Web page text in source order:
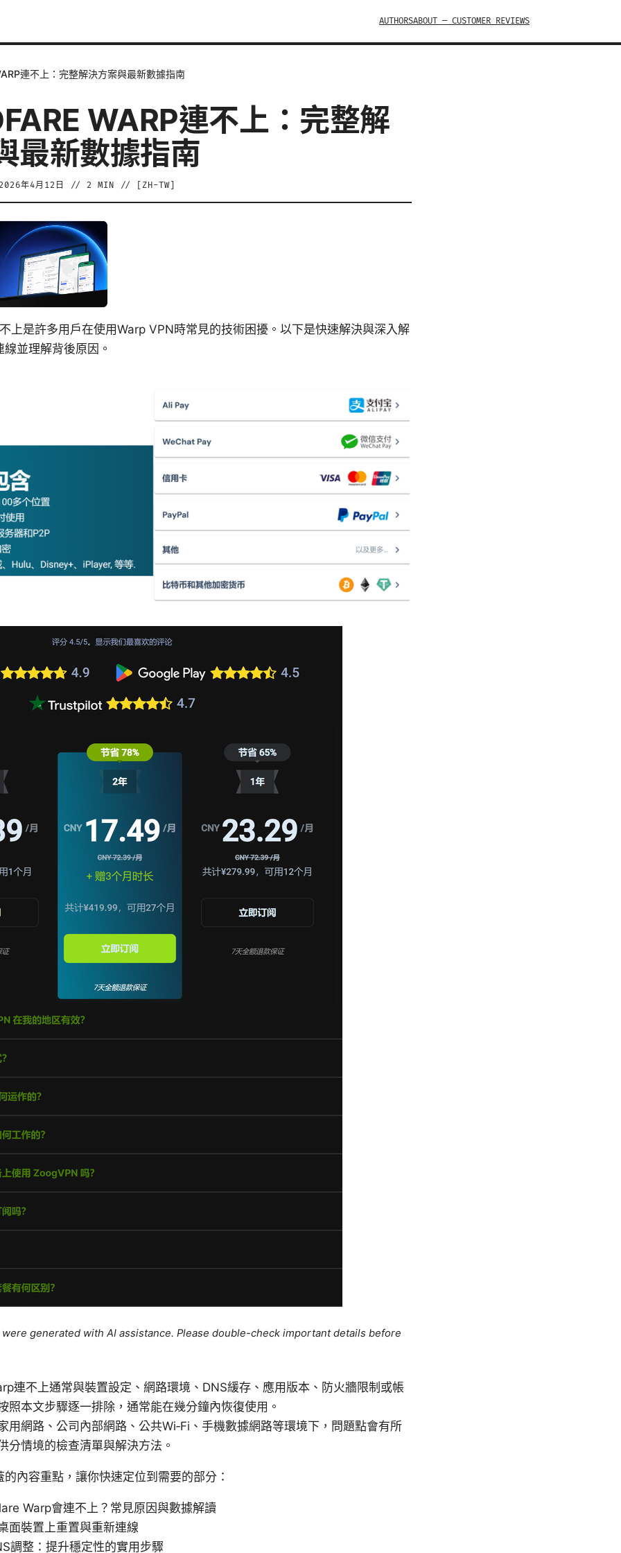
AUTHORSABOUT — CUSTOMER REVIEWS
連不上：完整解決方案與最新數據指南
WARP連不上：完整解
最新數據指南
年4月12日 // 2 MIN // [ ZH-TW
上是許多用戶在使用Warp VPN時常見的技術困擾。以下是快速解決與深入解
並理解背後原因。
generated with AI assistance. Please double-check important details before
連不上通常與裝置設定、網路環境、DNS緩存、應用版本、防火牆限制或帳
照本文步驟逐一排除，通常能在幾分鐘內恢復使用。
用網路、公司內部網路、公共Wi‑Fi、手機數據網路等環境下，問題點會有所
分情境的檢查清單與解決方法。
內容重點，讓你快速定位到需要的部分：
Warp會連不上？常見原因與數據解讀
面裝置上重置與重新連線
調整：提升穩定性的實用步驟